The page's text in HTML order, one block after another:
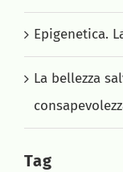
BLOG
CONTATTI
Epigenetica.
La bellezza
Tag